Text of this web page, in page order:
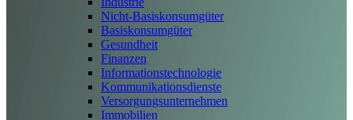
Nicht-Basiskonsumgüter
Basiskonsumgüter
Gesundheit
Finanzen
Informationstechnologie
Kommunikationsdienste
Versorgungsunternehmen
Immobilien